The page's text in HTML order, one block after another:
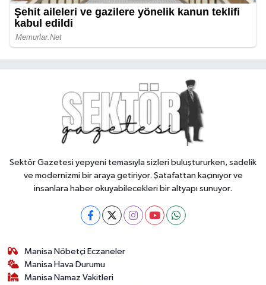
Sektör Gazetesi yepyeni temasıyla sizleri buluştururken, sadelik
ve modernizmi bir araya getiriyor. Şatafattan kaçınıyor ve
insanlara haber okuyabilecekleri bir altyapı sunuyor.
Manisa Nöbetçi Eczaneler
Manisa Hava Durumu
Manisa Namaz Vakitleri